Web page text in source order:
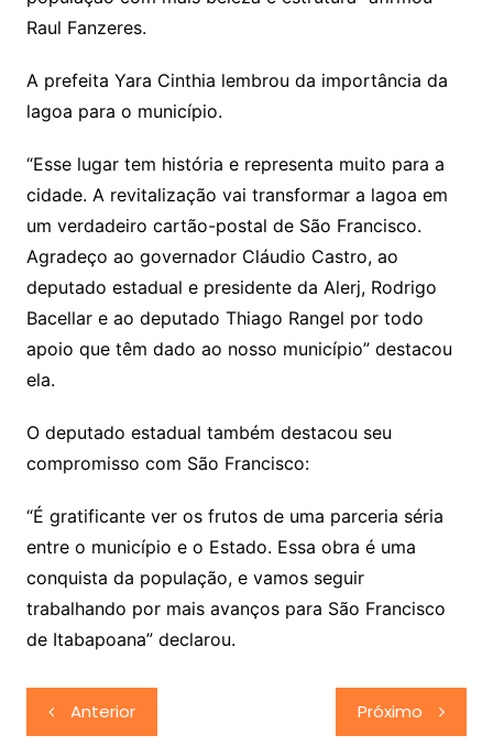
Raul Fanzeres.
A prefeita Yara Cinthia lembrou da importância da
lagoa para o município.
“Esse lugar tem história e representa muito para a
cidade. A revitalização vai transformar a lagoa em
um verdadeiro cartão-postal de São Francisco.
Agradeço ao governador Cláudio Castro, ao
deputado estadual e presidente da Alerj, Rodrigo
Bacellar e ao deputado Thiago Rangel por todo
apoio que têm dado ao nosso município” destacou
ela.
O deputado estadual também destacou seu
compromisso com São Francisco:
“É gratificante ver os frutos de uma parceria séria
entre o município e o Estado. Essa obra é uma
conquista da população, e vamos seguir
trabalhando por mais avanços para São Francisco
de Itabapoana” declarou.
Navegação
de
Anterior Próximo